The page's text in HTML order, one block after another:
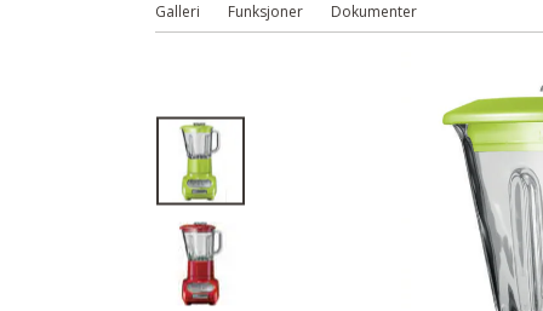
Galleri Funksjoner Dokumenter